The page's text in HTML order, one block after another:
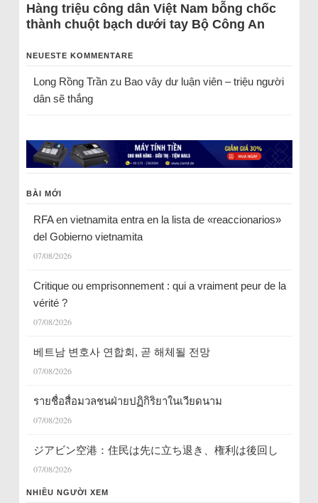
Hàng triệu công dân Việt Nam bỗng chốc
thành chuột bạch dưới tay Bộ Công An
NEUESTE KOMMENTARE
Long Rồng Trầnzu Bao vây dư luận viên – triệu người
dân sẽ thắng
BÀI MỚI
RFA en vietnamita entra en la lista de «reaccionarios»
del Gobierno vietnamita
07/08/2026
Critique ou emprisonnement : qui a vraiment peur de la
vérité ?
07/08/2026
베트남 변호사 연합회, 곧 해체될 전망
07/08/2026
รายชื่อสื่อมวลชนฝ่ายปฏิกิริยาในเวียดนาม
07/08/2026
ジアビン空港：住民は先に立ち退き、権利は後回し
07/08/2026
NHIỀU NGƯỜI XEM